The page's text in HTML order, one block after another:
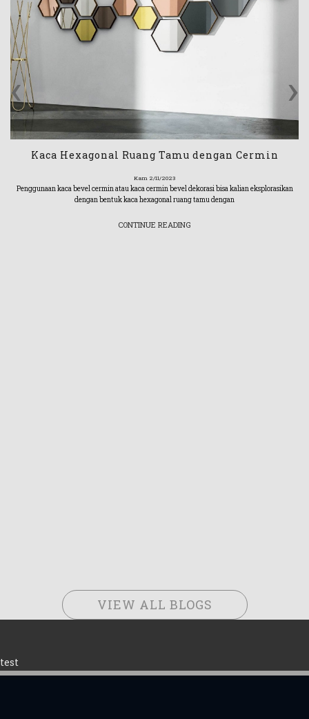
Kaca Hexagonal Ruang Tamu dengan Cermin
Kam 2/11/2023
Penggunaan kaca bevel cermin atau kaca cermin bevel dekorasi bisa kalian eksplorasikan
dengan bentuk kaca hexagonal ruang tamu dengan
CONTINUE READING
‹ ›
VIEW ALL BLOGS
test